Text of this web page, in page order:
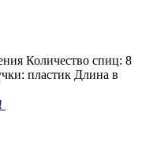
Количество спиц: 8
пластик Длина в